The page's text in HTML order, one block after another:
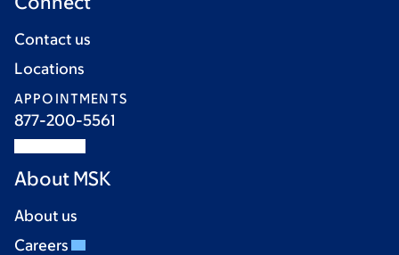
Contact us
Locations
APPOINTMENTS
877-200-5561
About MSK
About us
Careers